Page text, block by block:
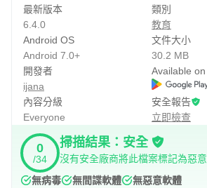
最新版本
6.4.0
類別
教育
Android OS
Android 7.0+
文件大小
30.2 MB
開發者
ijana
Available on
內容分級
Everyone
安全報告
立即檢查
0
/34
掃描結果：安全
沒有安全廠商將此檔案標記為惡意
無病毒
無間諜軟體
無惡意軟體